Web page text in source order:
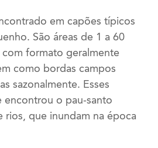
em capões típicos
São áreas de 1 a 60
com formato geralmente
como bordas campos
sazonalmente. Esses
encontrou o pau-santo
rios, que inundam na época